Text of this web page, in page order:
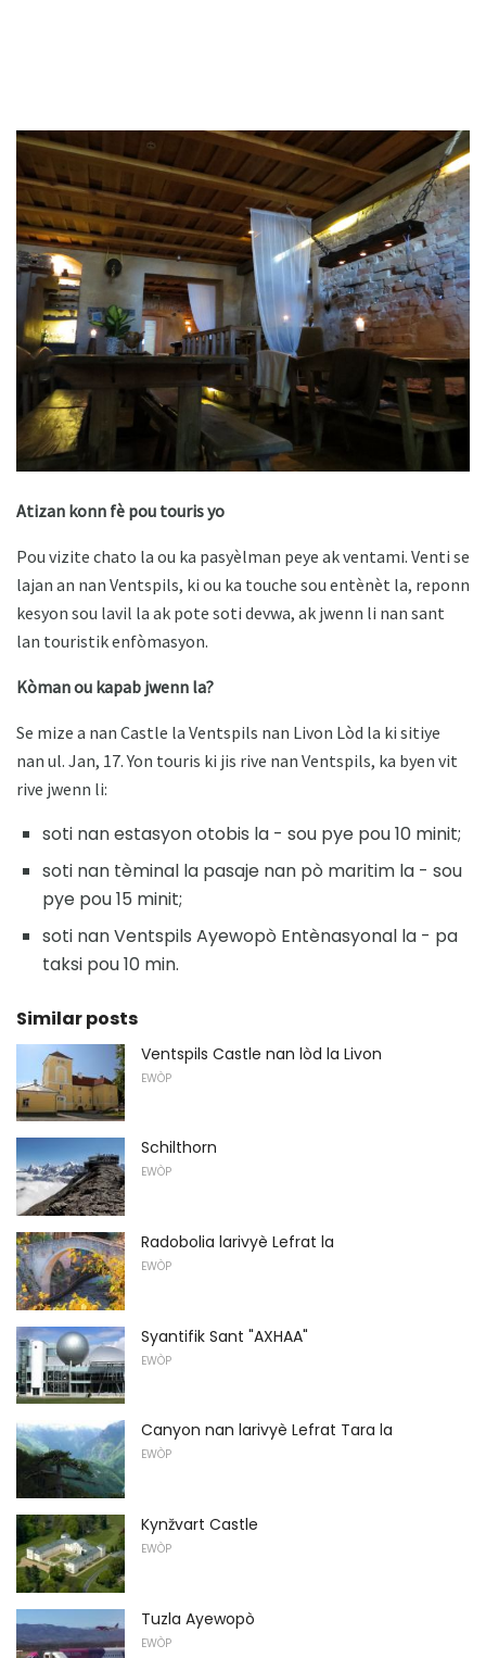
Atizan konn fè pou touris yo
Pou vizite chato la ou ka pasyèlman peye ak ventami. Venti se
lajan an nan Ventspils, ki ou ka touche sou entènèt la, reponn
kesyon sou lavil la ak pote soti devwa, ak jwenn li nan sant
lan touristik enfòmasyon.
Kòman ou kapab jwenn la?
Se mize a nan Castle la Ventspils nan Livon Lòd la ki sitiye
nan ul. Jan, 17. Yon touris ki jis rive nan Ventspils, ka byen vit
rive jwenn li:
soti nan estasyon otobis la - sou pye pou 10 minit;
soti nan tèminal la pasaje nan pò maritim la - sou
pye pou 15 minit;
soti nan Ventspils Ayewopò Entènasyonal la - pa
taksi pou 10 min.
Similar posts
Ventspils Castle nan lòd la Livon
EWÒP
Schilthorn
EWÒP
Radobolia larivyè Lefrat la
EWÒP
Syantifik Sant "AXHAA"
EWÒP
Canyon nan larivyè Lefrat Tara la
EWÒP
Kynžvart Castle
EWÒP
Tuzla Ayewopò
EWÒP